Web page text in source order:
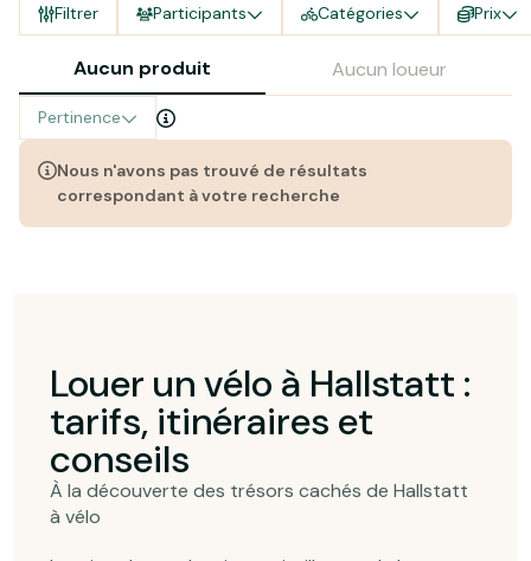
Filtrer Participants Catégories Prix
Aucun produit Aucun loueur
Pertinence
Nous n'avons pas trouvé de résultats
correspondant à votre recherche
Louer un vélo à Hallstatt :
tarifs, itinéraires et
conseils
À la découverte des trésors cachés de Hallstatt
à vélo